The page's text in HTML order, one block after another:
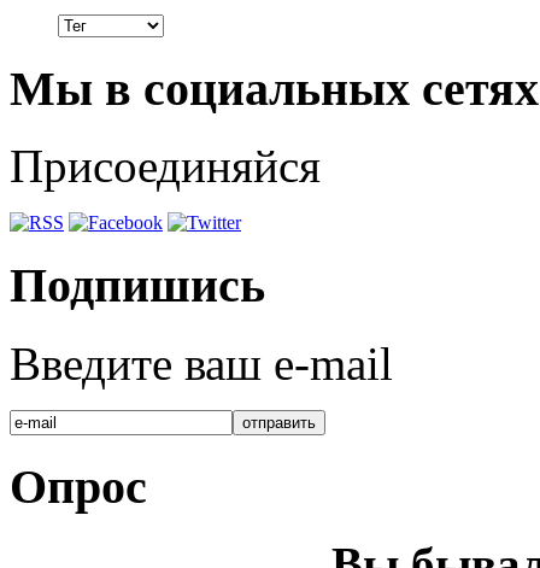
Мы в социальных сетях
Присоединяйся
Подпишись
Введите ваш e-mail
Опрос